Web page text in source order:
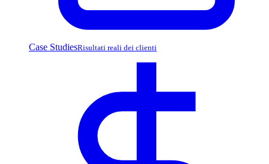
Case StudiesRisultati reali dei clienti